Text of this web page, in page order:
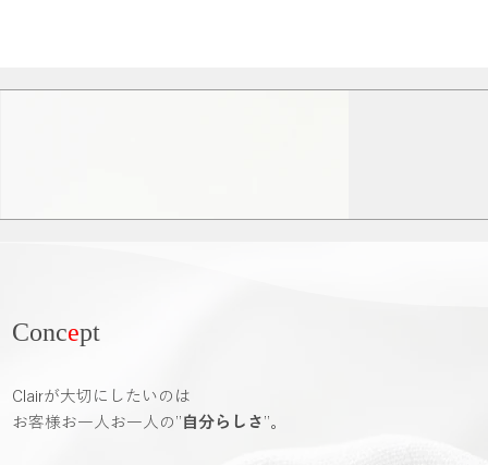
Concept
Clairが大切にしたいのは
お客様お一人お一人の” 自分らしさ ”。